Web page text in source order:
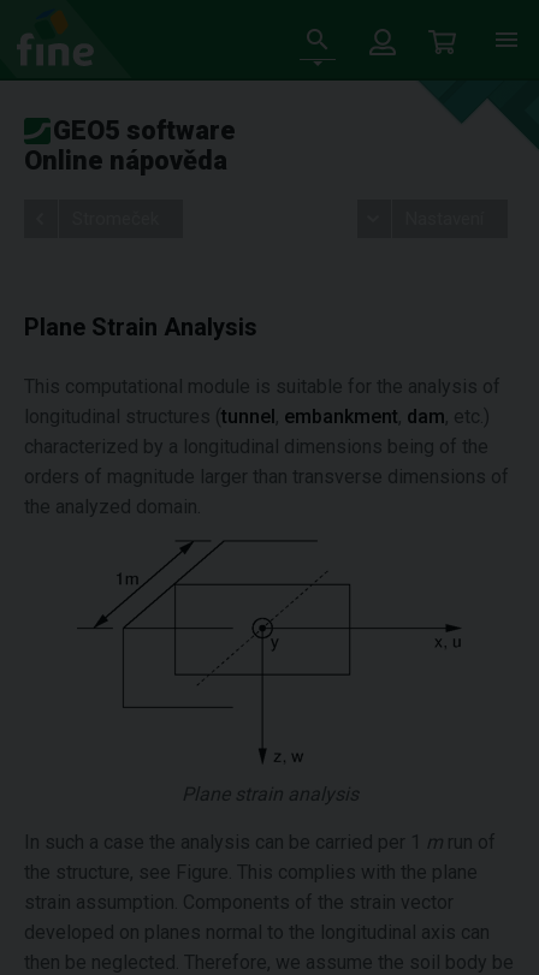
GEO5 software
Online nápověda
Plane Strain Analysis
This computational module is suitable for the analysis of
longitudinal structures (tunnel, embankment, dam, etc.)
characterized by a longitudinal dimensions being of the
orders of magnitude larger than transverse dimensions of
the analyzed domain.
Plane strain analysis
In such a case the analysis can be carried per 1 m run of
the structure, see Figure. This complies with the plane
strain assumption. Components of the strain vector
developed on planes normal to the longitudinal axis can
then be neglected. Therefore, we assume the soil body be